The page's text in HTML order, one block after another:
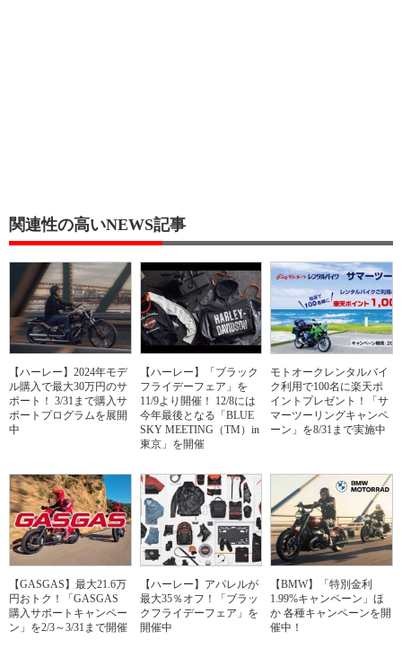
関連性の高いNEWS記事
【ハーレー】2024年モデ
ル購入で最大30万円のサ
ポート！ 3/31まで購入サ
ポートプログラムを展開
中
【ハーレー】「ブラック
フライデーフェア」を
11/9より開催！ 12/8には
今年最後となる「BLUE
SKY MEETING（TM）in
東京」を開催
モトオークレンタルバイ
ク利用で100名に楽天ポ
イントプレゼント！「サ
マーツーリングキャンペ
ーン」を8/31まで実施中
【GASGAS】最大21.6万
円おトク！「GASGAS
購入サポートキャンペー
ン」を2/3～3/31まで開催
【ハーレー】アパレルが
最大35％オフ！「ブラッ
クフライデーフェア」を
開催中
【BMW】「特別金利
1.99%キャンペーン」ほ
か 各種キャンペーンを開
催中！